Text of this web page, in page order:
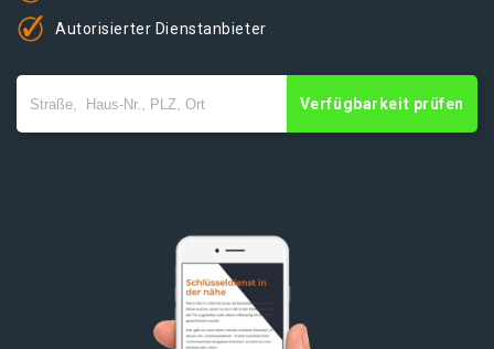
Autorisierter Dienstanbieter
Verfügbarkeit prüfen